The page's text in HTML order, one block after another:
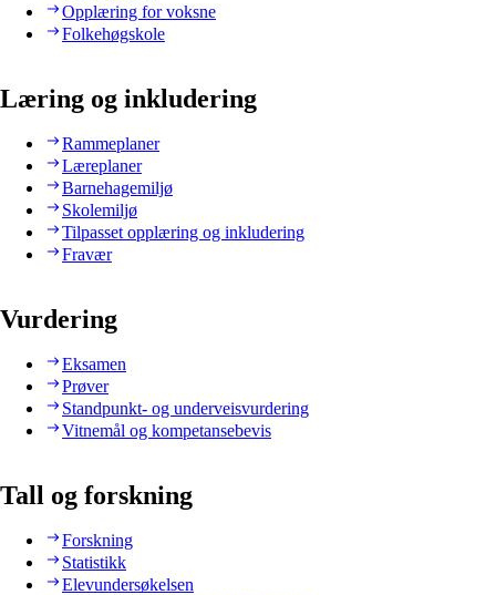
Opplæring for voksne
Folkehøgskole
Læring og inkludering
Rammeplaner
Læreplaner
Barnehagemiljø
Skolemiljø
Tilpasset opplæring og inkludering
Fravær
Vurdering
Eksamen
Prøver
Standpunkt- og underveisvurdering
Vitnemål og kompetansebevis
Tall og forskning
Forskning
Statistikk
Elevundersøkelsen